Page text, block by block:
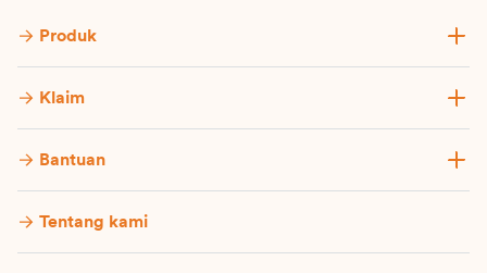
Produk
Klaim
Bantuan
Tentang kami